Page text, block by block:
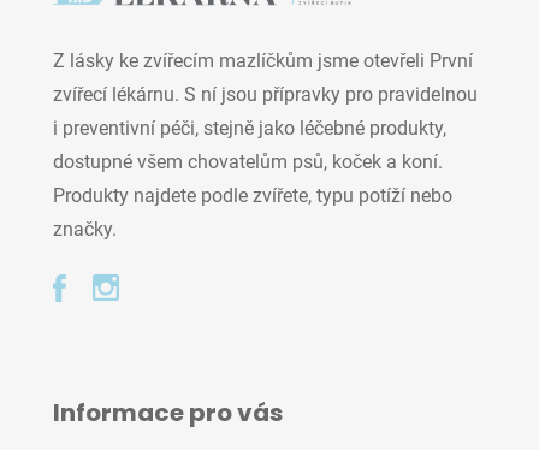
Z lásky ke zvířecím mazlíčkům jsme otevřeli První
zvířecí lékárnu. S ní jsou přípravky pro pravidelnou
i preventivní péči, stejně jako léčebné produkty,
dostupné všem chovatelům psů, koček a koní.
Produkty najdete podle zvířete, typu potíží nebo
značky.
Informace pro vás